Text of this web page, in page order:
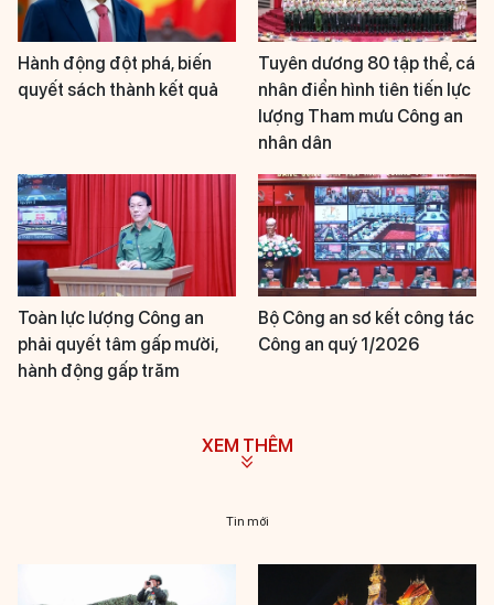
Hành động đột phá, biến
quyết sách thành kết quả
Tuyên dương 80 tập thể, cá
nhân điển hình tiên tiến lực
lượng Tham mưu Công an
nhân dân
Toàn lực lượng Công an
phải quyết tâm gấp mười,
hành động gấp trăm
Bộ Công an sơ kết công tác
Công an quý 1/2026
XEM THÊM
Tin mới